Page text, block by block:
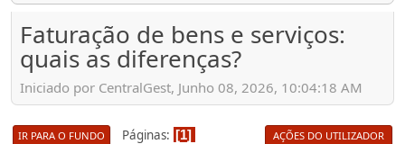
Faturação de bens e serviços:
quais as diferenças?
Iniciado por CentralGest, Junho 08, 2026, 10:04:18 AM
IR PARA O FUNDO Páginas 1 AÇÕES DO UTILIZADOR